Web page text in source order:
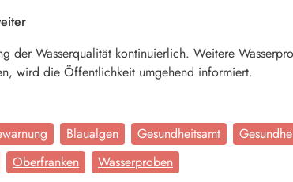
der Wasserqualität kontinuierlich. Weitere
wird die Öffentlichkeit umgehend informiert.
Blaualgen Gesundheitsamt
Oberfranken Wasserproben